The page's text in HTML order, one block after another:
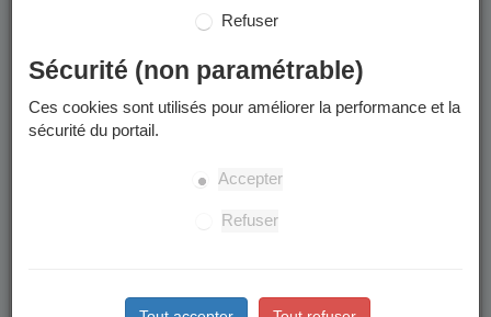
Périmètre scolaire
Votre enfant sera inscrit dans l'école du périmètre scolaire
rattaché à votre domicile.
à quelle école est rattachée mon adresse ?
régulièrement et peuvent changer les adresses affectées à une
Les étapes
Refuser
Sécurité (non paramétrable)
Ces cookies sont utilisés pour améliorer la performance et la
sécurité du portail.
Accepter
Refuser